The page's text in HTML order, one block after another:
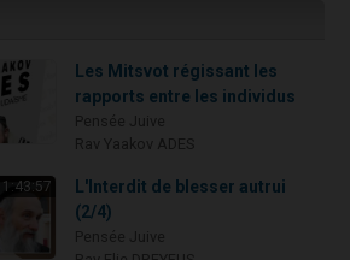
Les Mitsvot régissant les
rapports entre les individus
1:43:57
L'Interdit de blesser autrui
(2/4)